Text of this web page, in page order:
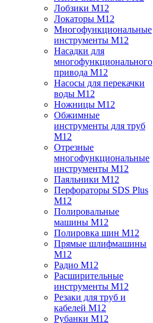
Лобзики M12
Локаторы M12
Многофункциональные
инструменты M12
Насадки для
многофункционального
привода M12
Насосы для перекачки
воды M12
Ножницы M12
Обжимные
инструменты для труб
M12
Отрезные
многофункциональные
инструменты M12
Паяльники M12
Перфораторы SDS Plus
M12
Полировальные
машины M12
Полировка шин M12
Прямые шлифмашины
M12
Радио M12
Расширительные
инструменты M12
Резаки для труб и
кабелей M12
Рубанки M12